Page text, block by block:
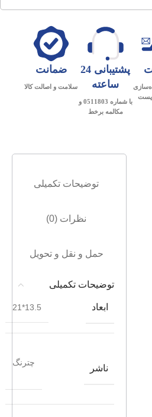
پست
پشتیبانی 24
ساعته
با شماره 0511803 و
مکالمه برخط
ضمانت
سلامت و اصالت کالا
توضیحات تکمیلی
نظرات (0)
حمل و نقل و تحویل
توضیحات تکمیلی
ابعاد 13.5*21
ناشر
چترنگ